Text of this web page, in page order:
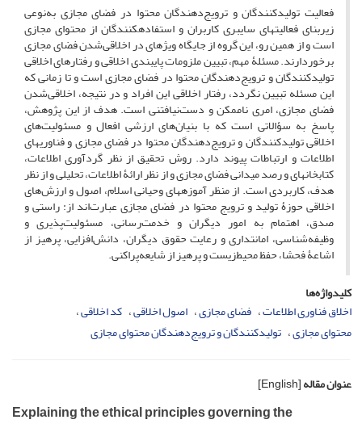
فعالیت تولیدکنندگان و ترویج‌دهندگان محتوا در فضای مجازی به‌نوعی
زیربنای فعالیت­های سایبری کاربران و استفاده­کنندگان از محتوای مجازی
است و از همین رو، این گروه از جایگاه ویژه­ای در اخلاقی‌شدن فضای مجازی
برخوردارند. مسئلۀ مهم، تبیین ملزومات پایبندی اخلاقی و رفتارهای اخلاقی
تولیدکنندگان و ترویج‌دهندگان محتوا در فضای مجازی است و تا زمانی که
این مسئله تبیین نگردد، رفتار اخلاقی این افراد و در نتیجه، اخلاقی‌شدن
فضای مجازی، امری ناممکن و دست‌نیافتنی است. هدف از این پژوهش،
پاسخ به سؤالاتی است که با بنیان‌های ارزشی افعال و مسئولیت‌های
اخلاقی تولیدکنندگان و ترویج‌دهندگان محتوا در فضای مجازی و فناوری­های
اطلاعات و ارتباطات پیوند دارد. روش تحقیق از نظر گردآوری اطلاعات،
کتابخانه­ای و رصد میدانی فضای مجازی و از نظر ارائۀ اطلاعات، تحلیلی و از نظر
هدف، کاربردی است. از منظر آموزه­های وحیانی اسلام، اصول و ارزش‌های
اخلاقی حوزۀ تولید و ترویج محتوا در فضای مجازی عبارت‌اند از: راستی و
صدق، اهتمام به امور دیگران و خدمت‌رسانی، مسئولیت‌پذیری و
وظیفه‌شناسی، امانت­داری و رعایت حقوق دیگران، دانش‌افزایی، پرهیز از
اشاعۀ فحشا، حفظ محیط‌زیست و پرهیز از شایعه‌پراکنی.
کلیدواژه‌ها
اخلاق فناوری اطلاعات فضای مجازی اصول اخلاقی کد اخلاقی
محتوای مجازی تولیدکنندگان و ترویج‌دهندگان محتوای مجازی
عنوان مقاله[English]
Explaining the ethical principles governing the